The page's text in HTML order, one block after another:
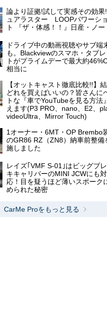
論より証拠!試して実感その効果
ュアラスター LOOPパワーシ
ト 『ザ・体感！！』日産・ノー
ドライブ中の動画視聴やサブ端
も。Blackviewのスマホ・タブレ
トがプライムデーで最大約
相当に
【オットキャスト徹底比較!!】
どれを買えばいいの？皆さんに
トな『車でYouTubeを見る方法
えます(P3 PRO、nano、E2、
videoUltra、Mirror Touch)
1オーナー・6MT・OP Brembo
のGR86 RZ（ZN8）納車前整備
施しました
レイズ｢VMF S-01｣はビッグブ
キキャリパーのMINI JCWにも対
応！目を疑うほど薄いスポーク
められた秘密
CarMe Proをもっと見る